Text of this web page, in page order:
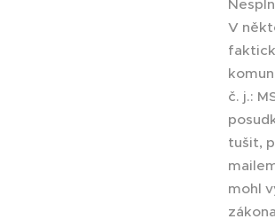
V
č. j.:
tušit,
mohl